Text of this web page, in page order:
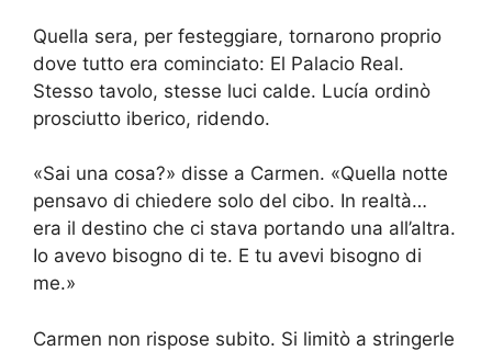
Quella sera, per festeggiare, tornarono proprio
dove tutto era cominciato: El Palacio Real.
Stesso tavolo, stesse luci calde. Lucía ordinò
prosciutto iberico, ridendo.
«Sai una cosa?» disse a Carmen. «Quella notte
pensavo di chiedere solo del cibo. In realtà…
era il destino che ci stava portando una all’altra.
Io avevo bisogno di te. E tu avevi bisogno di
me.»
Carmen non rispose subito. Si limitò a stringerle